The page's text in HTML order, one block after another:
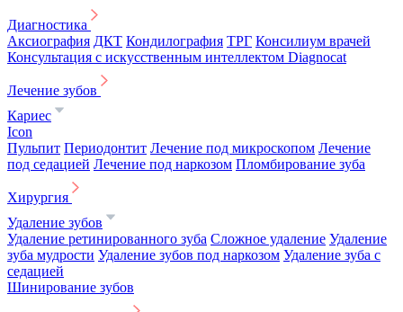
Диагностика
Аксиография ДКТ Кондилография ТРГ Консилиум врачей
Консультация с искусственным интеллектом Diagnocat
Лечение зубов
Кариес
Icon
Пульпит Периодонтит Лечение под микроскопом Лечение
под седацией Лечение под наркозом Пломбирование зуба
Хирургия
Удаление зубов
Удаление ретинированного зуба Сложное удаление Удаление
зуба мудрости Удаление зубов под наркозом Удаление зуба с
седацией
Шинирование зубов